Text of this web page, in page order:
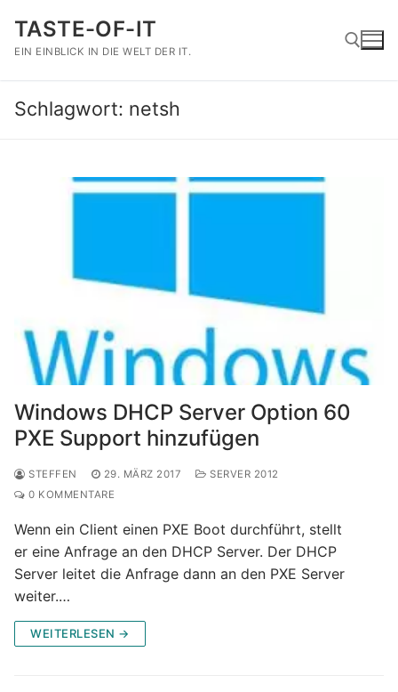
Inhalt
springen
TASTE-OF-IT
EIN EINBLICK IN DIE WELT DER IT.
Schlagwort: netsh
Windows DHCP Server Option 60
PXE Support hinzufügen
STEFFEN 29. MÄRZ 2017
SERVER 2012
0 KOMMENTARE
Wenn ein Client einen PXE Boot durchführt, stellt
er eine Anfrage an den DHCP Server. Der DHCP
Server leitet die Anfrage dann an den PXE Server
weiter.…
WEITERLESEN →